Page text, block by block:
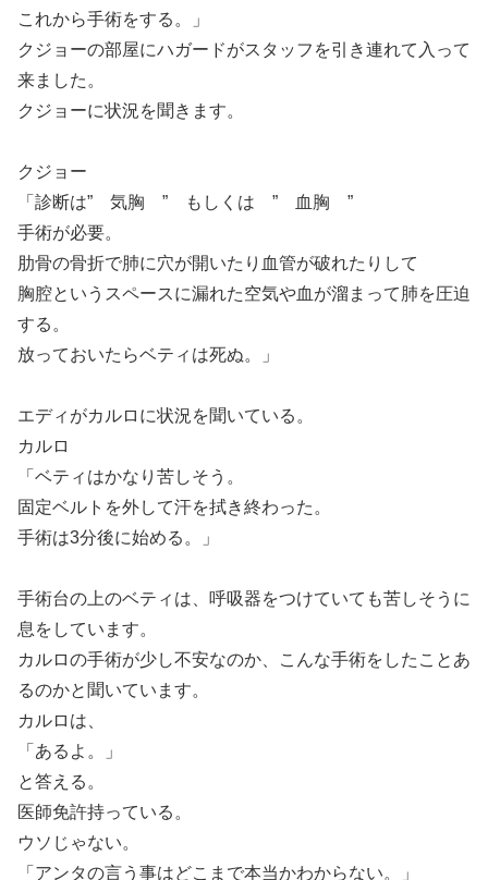
これから手術をする。」
クジョーの部屋にハガードがスタッフを引き連れて入って
来ました。
クジョーに状況を聞きます。
クジョー
「診断は” 気胸 ” もしくは ” 血胸 ”
手術が必要。
肋骨の骨折で肺に穴が開いたり血管が破れたりして
胸腔というスペースに漏れた空気や血が溜まって肺を圧迫
する。
放っておいたらベティは死ぬ。」
エディがカルロに状況を聞いている。
カルロ
「ベティはかなり苦しそう。
固定ベルトを外して汗を拭き終わった。
手術は3分後に始める。」
手術台の上のベティは、呼吸器をつけていても苦しそうに
息をしています。
カルロの手術が少し不安なのか、こんな手術をしたことあ
るのかと聞いています。
カルロは、
「あるよ。」
と答える。
医師免許持っている。
ウソじゃない。
「アンタの言う事はどこまで本当かわからない。」